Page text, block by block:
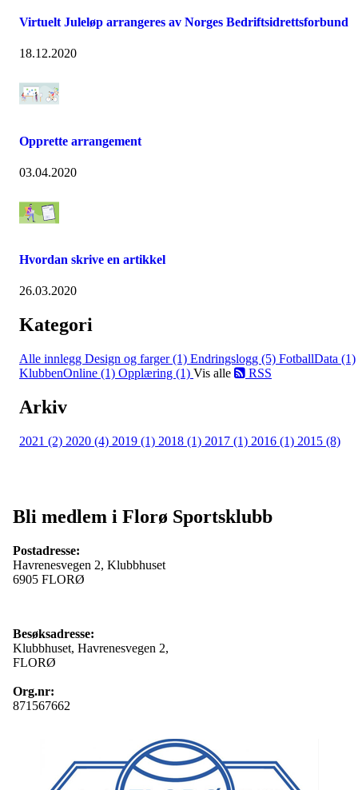
Virtuelt Juleløp arrangeres av Norges Bedriftsidrettsforbund
18.12.2020
Opprette arrangement
03.04.2020
Hvordan skrive en artikkel
26.03.2020
Kategori
Alle innlegg Design og farger (1) Endringslogg (5) FotballData (1)
KlubbenOnline (1) Opplæring (1) Vis alle RSS
Arkiv
2021 (2) 2020 (4) 2019 (1) 2018 (1) 2017 (1) 2016 (1) 2015 (8)
Bli medlem i Florø Sportsklubb
Postadresse:
Havrenesvegen 2, Klubbhuset
6905 FLORØ
Besøksadresse:
Klubbhuset, Havrenesvegen 2,
FLORØ
Org.nr:
871567662